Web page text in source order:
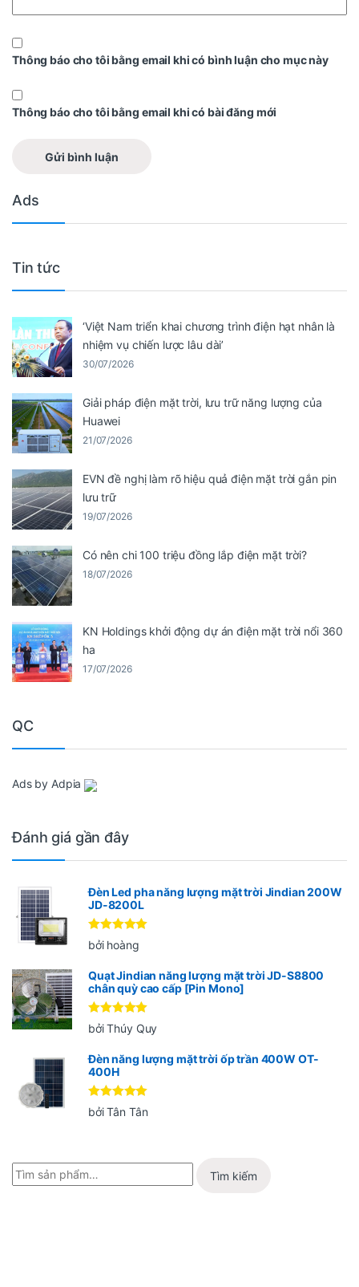
Thông báo cho tôi bằng email khi có bình luận cho mục này
Thông báo cho tôi bằng email khi có bài đăng mới
Ads
Tin tức
‘Việt Nam triển khai chương trình điện hạt nhân là
nhiệm vụ chiến lược lâu dài’
30/07/2026
Giải pháp điện mặt trời, lưu trữ năng lượng của
Huawei
21/07/2026
EVN đề nghị làm rõ hiệu quả điện mặt trời gắn pin
lưu trữ
19/07/2026
Có nên chi 100 triệu đồng lắp điện mặt trời?
18/07/2026
KN Holdings khởi động dự án điện mặt trời nổi 360
ha
17/07/2026
QC
Ads by Adpia
Đánh giá gần đây
Đèn Led pha năng lượng mặt trời Jindian 200W
JD-8200L
Được xếp
hạng55
bởi hoàng
Quạt Jindian năng lượng mặt trời JD-S8800
chân quỳ cao cấp [Pin Mono]
Được xếp
hạng 5 5
bởi Thúy Quy
Đèn năng lượng mặt trời ốp trần 400W OT-
400H
Được xếp
hạng 55
bởi Tân Tân
Tìm kiếm